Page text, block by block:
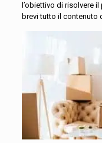
l’obiettivo di risolvere
brevi tutto il contenuto